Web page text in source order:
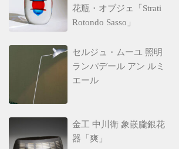
花瓶・オブジェ「Strati
Rotondo Sasso」
セルジュ・ムーユ 照明
ランパデール アン ルミ
エール
金工 中川衛 象嵌朧銀花
器「爽」